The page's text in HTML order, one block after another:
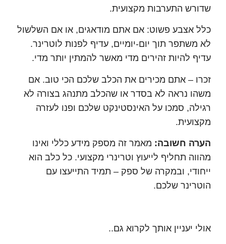
התערבות מקצועית.
אצבע פשוט: אם אתם מודאגים, או אם השלשול
תוך יום-יומיים, עדיף לפנות לוטרינר.
להיות זהירים מדי מאשר להמתין יותר מדי.
– אתם מכירים את הכלב שלכם הכי טוב. אם
נראה לא בסדר או שהכלב מתנהג בצורה לא
סמכו על האינסטינקט שלכם ופנו לעזרה
חשובה:מאמר זה מספק מידע כללי ואינו
תחליף לייעוץ וטרינרי מקצועי. כל כלב הוא
ובמקרה של ספק – תמיד התייעצו עם
שלכם.
יעניין אותך לקרוא גם..